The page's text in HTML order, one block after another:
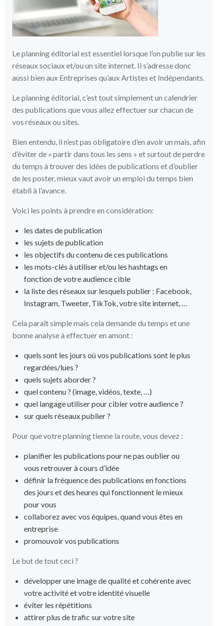
Le planning éditorial est essentiel lorsque l’on publie sur les
réseaux sociaux et/ou un site internet. Il s’adresse donc
aussi bien aux Entreprises qu’aux Artistes et Indépendants.
Le planning éditorial, c’est tout simplement un calendrier
des publications que vous allez effectuer sur chacun de
vos réseaux ou sites.
Bien entendu, il n’est pas obligatoire d’en avoir un mais, afin
d’éviter de « partir dans tous les sens » et surtout de perdre
du temps à trouver des idées de publications et d’oublier
de les poster, mieux vaut avoir un emploi du temps bien
établi à l’avance.
Voici les points à prendre en considération:
les dates de publication
les sujets de publication
les objectifs du contenu de ces publications
les mots-clés à utiliser et/ou les hashtags en
fonction de votre audience cible
la liste des réseaux sur lesquels publier : Facebook,
Instagram, Tweeter, TikTok, votre site internet, …
Cela paraît simple mais cela demande du temps et une
bonne analyse à effectuer en amont :
quels sont les jours où vos publications sont le plus
regardées/lues ?
quels sujets aborder ?
quel contenu ? (image, vidéos, texte, …)
quel langage utiliser pour cibler votre audience ?
sur quels réseaux publier ?
Pour que votre planning tienne la route, vous devez :
planifier les publications pour ne pas oublier ou
vous retrouver à cours d’idée
définir la fréquence des publications en fonctions
des jours et des heures qui fonctionnent le mieux
pour vous
collaborez avec vos équipes, quand vous êtes en
entreprise
promouvoir vos publications
Le but de tout ceci ?
développer une image de qualité et cohérente avec
votre activité et votre identité visuelle
éviter les répétitions
attirer plus de trafic sur votre site